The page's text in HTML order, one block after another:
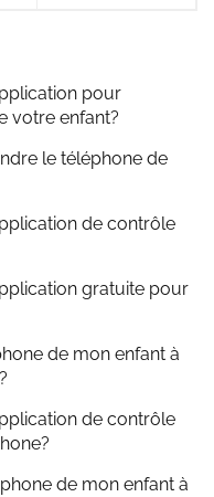
pour
votre enfant?
le téléphone de
de contrôle
gratuite pour
de mon enfant à
de contrôle
de mon enfant à